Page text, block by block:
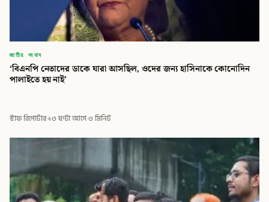
জাতীয় সংবাদ
‘বিএনপি নেতাদের ডাকে যারা আসছিল, ওদের জন্য হাসিনাকে কোনোদিন
পালাইতে হয় নাই’
স্টাফ রিপোর্টার·১৩ ঘণ্টা আগে·৩ মিনিট